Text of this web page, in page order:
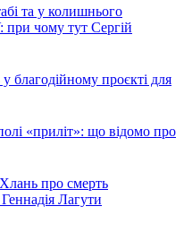
та у колишнього
при чому тут Сергій
благодійному проєкті для
«приліт»: що відомо про
про смерть
Лагути